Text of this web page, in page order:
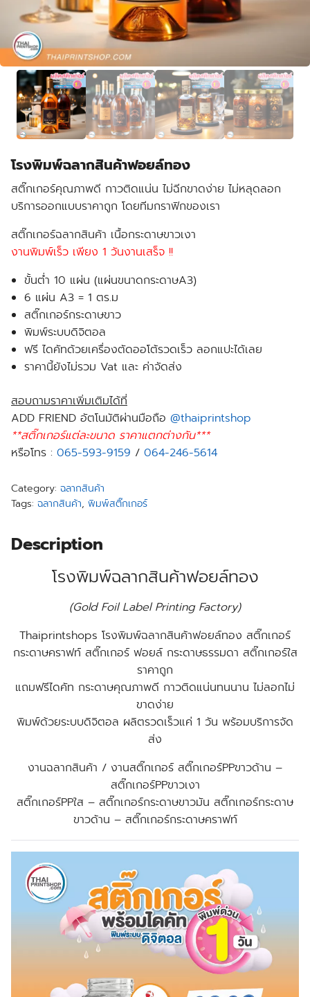
โรงพิมพ์ฉลากสินค้าฟอยล์ทอง
สติ๊กเกอร์คุณภาพดี กาวติดแน่น ไม่ฉีกขาดง่าย ไม่หลุดลอก
บริการออกแบบราคาถูก โดยทีมกราฟิกของเรา
สติ๊กเกอร์ฉลากสินค้า เนื้อกระดาษขาวเงา
งานพิมพ์เร็ว เพียง 1 วันงานเสร็จ !!
ขั้นต่ำ 10 แผ่น (แผ่นขนาดกระดาษA3)
6 แผ่น A3 = 1 ตร.ม
สติ๊กเกอร์กระดาษขาว
พิมพ์ระบบดิจิตอล
ฟรี ไดคัทด้วยเครื่องตัดออโต้รวดเร็ว ลอกแปะได้เลย
ราคานี้ยังไม่รวม Vat และ ค่าจัดส่ง
สอบถามราคาเพิ่มเติมได้ที่
ADD FRIEND อัตโนมัติผ่านมือถือ @thaiprintshop
**สติ๊กเกอร์แต่ละขนาด ราคาแตกต่างกัน***
หรือโทร : 065-593-9159 / 064-246-5614
Category: ฉลากสินค้า
Tags: ฉลากสินค้า, พิมพ์สติ๊กเกอร์
Description
โรงพิมพ์ฉลากสินค้าฟอยล์ทอง
(Gold Foil Label Printing Factory)
Thaiprintshops โรงพิมพ์ฉลากสินค้าฟอยล์ทอง สติ๊กเกอร์
กระดาษคราฟท์ สติ๊กเกอร์ ฟอยล์ กระดาษธรรมดา สติ๊กเกอร์ใส
ราคาถูก
แถมฟรีไดคัท กระดาษคุณภาพดี กาวติดแน่นทนนาน ไม่ลอกไม่
ขาดง่าย
พิมพ์ด้วยระบบดิจิตอล ผลิตรวดเร็วแค่ 1 วัน พร้อมบริการจัด
ส่ง
งานฉลากสินค้า / งานสติ๊กเกอร์ สติ๊กเกอร์PPขาวด้าน –
สติ๊กเกอร์PPขาวเงา
สติ๊กเกอร์PPใส – สติ๊กเกอร์กระดาษขาวมัน สติ๊กเกอร์กระดาษ
ขาวด้าน – สติ๊กเกอร์กระดาษคราฟท์